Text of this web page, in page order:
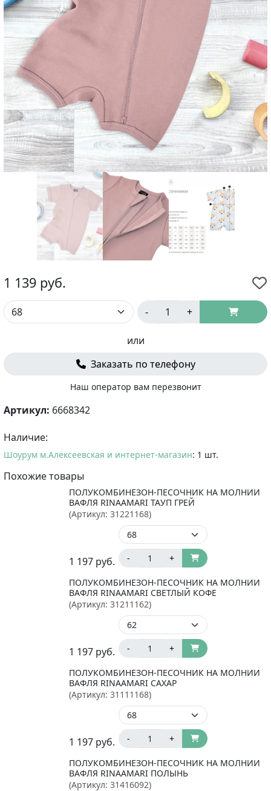
1 139 руб.
- +
или
Заказать по телефону
Наш оператор вам перезвонит
Артикул: 6668342
Наличие:
Шоурум м.Алексеевская и интернет-магазин: 1 шт.
Похожие товары
ПОЛУКОМБИНЕЗОН-ПЕСОЧНИК НА МОЛНИИ
ВАФЛЯ RINAAMARI ТАУП ГРЕЙ
(Артикул: 31221168)
1 197 руб. - +
ПОЛУКОМБИНЕЗОН-ПЕСОЧНИК НА МОЛНИИ
ВАФЛЯ RINAAMARI СВЕТЛЫЙ КОФЕ
(Артикул: 31211162)
1 197 руб. - +
ПОЛУКОМБИНЕЗОН-ПЕСОЧНИК НА МОЛНИИ
ВАФЛЯ RINAAMARI САХАР
(Артикул: 31111168)
1 197 руб. - +
ПОЛУКОМБИНЕЗОН-ПЕСОЧНИК НА МОЛНИИ
ВАФЛЯ RINAAMARI ПОЛЫНЬ
(Артикул: 31416092)